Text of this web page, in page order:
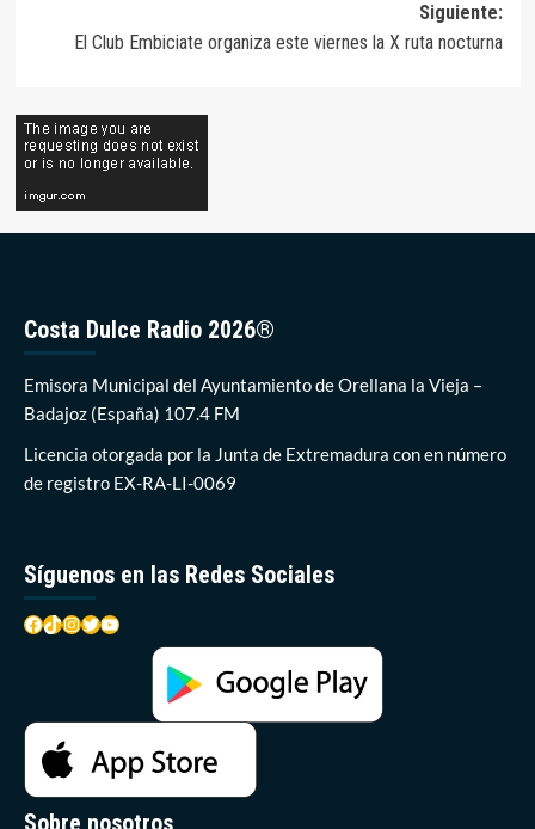
Siguiente:
El Club Embiciate organiza este viernes la X ruta nocturna
Costa Dulce Radio 2026®
Emisora Municipal del Ayuntamiento de Orellana la Vieja –
Badajoz (España) 107.4 FM
Licencia otorgada por la Junta de Extremadura con en número
de registro EX-RA-LI-0069
Síguenos en las Redes Sociales
Facebook
TikTok
Instagram
Twitter
YouTube